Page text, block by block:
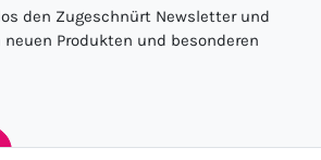
den Zugeschnürt Newsletter und
Produkten und besonderen